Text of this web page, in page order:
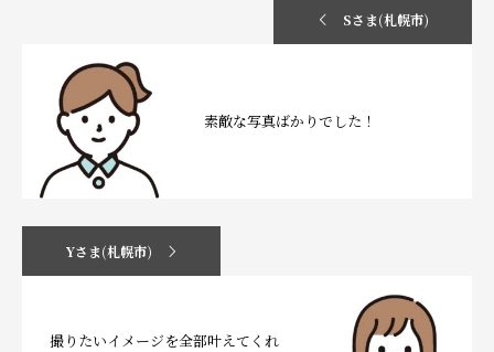
Sさま(札幌市)
素敵な写真ばかりでした！
Yさま(札幌市)
撮りたいイメージを全部叶えてくれ